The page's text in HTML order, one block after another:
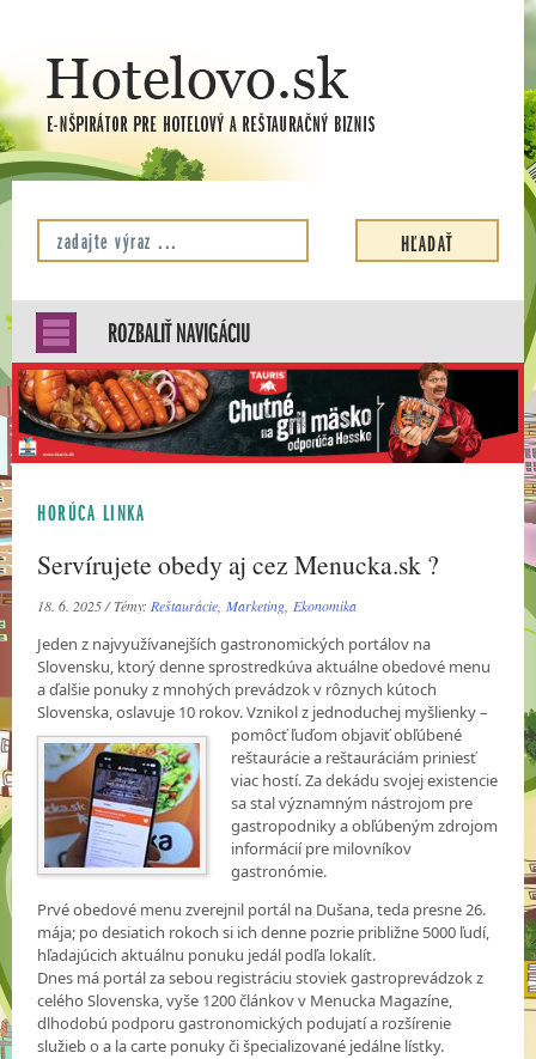
ROZBALIŤ NAVIGÁCIU
HORÚCA LINKA
Servírujete obedy aj cez Menucka.sk ?
18. 6. 2025 / Témy: Reštaurácie ,Marketing Ekonomika
Jeden z najvyužívanejších gastronomických portálov na
Slovensku, ktorý denne sprostredkúva aktuálne obedové menu
a ďalšie ponuky z mnohých prevádzok v rôznych kútoch
Slovenska, oslavuje 10 rokov. Vznikol z jednoduchej myšlienky –
pomôcť ľuďom objaviť obľúbené
reštaurácie a reštauráciám priniesť
viac hostí. Za dekádu svojej existencie
sa stal významným nástrojom pre
gastropodniky a obľúbeným zdrojom
informácií pre milovníkov
gastronómie.
Prvé obedové menu zverejnil portál na Dušana, teda presne 26.
mája; po desiatich rokoch si ich denne pozrie približne 5000 ľudí,
hľadajúcich aktuálnu ponuku jedál podľa lokalít.
Dnes má portál za sebou registráciu stoviek gastroprevádzok z
celého Slovenska, vyše 1200 článkov v Menucka Magazíne,
dlhodobú podporu gastronomických podujatí a rozšírenie
služieb o a la carte ponuky či špecializované jedálne lístky.